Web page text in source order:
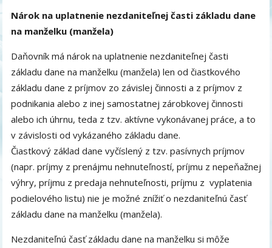
Nárok na uplatnenie nezdaniteľnej časti základu dane
na manželku (manžela)
Daňovník má nárok na uplatnenie nezdaniteľnej časti
základu dane na manželku (manžela) len od čiastkového
základu dane z príjmov zo závislej činnosti a z príjmov z
podnikania alebo z inej samostatnej zárobkovej činnosti
alebo ich úhrnu, teda z tzv. aktívne vykonávanej práce, a to
v závislosti od vykázaného základu dane.
Čiastkový základ dane vyčíslený z tzv. pasívnych príjmov
(napr. príjmy z prenájmu nehnuteľností, príjmu z nepeňažnej
výhry, príjmu z predaja nehnuteľnosti, príjmu z vyplatenia
podielového listu) nie je možné znížiť o nezdaniteľnú časť
základu dane na manželku (manžela).
Nezdaniteľnú časť základu dane na manželku si môže